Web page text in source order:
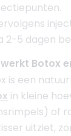
2-5 dagen
werkt Botox
is een
in kleine
of
uitziet,